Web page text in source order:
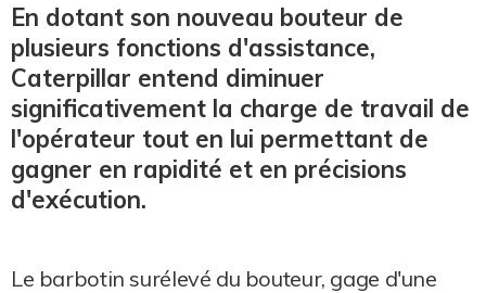
En dotant son nouveau bouteur de
plusieurs fonctions d'assistance,
Caterpillar entend diminuer
significativement la charge de travail de
l'opérateur tout en lui permettant de
gagner en rapidité et en précisions
d'exécution.
Le barbotin surélevé du bouteur, gage d'une